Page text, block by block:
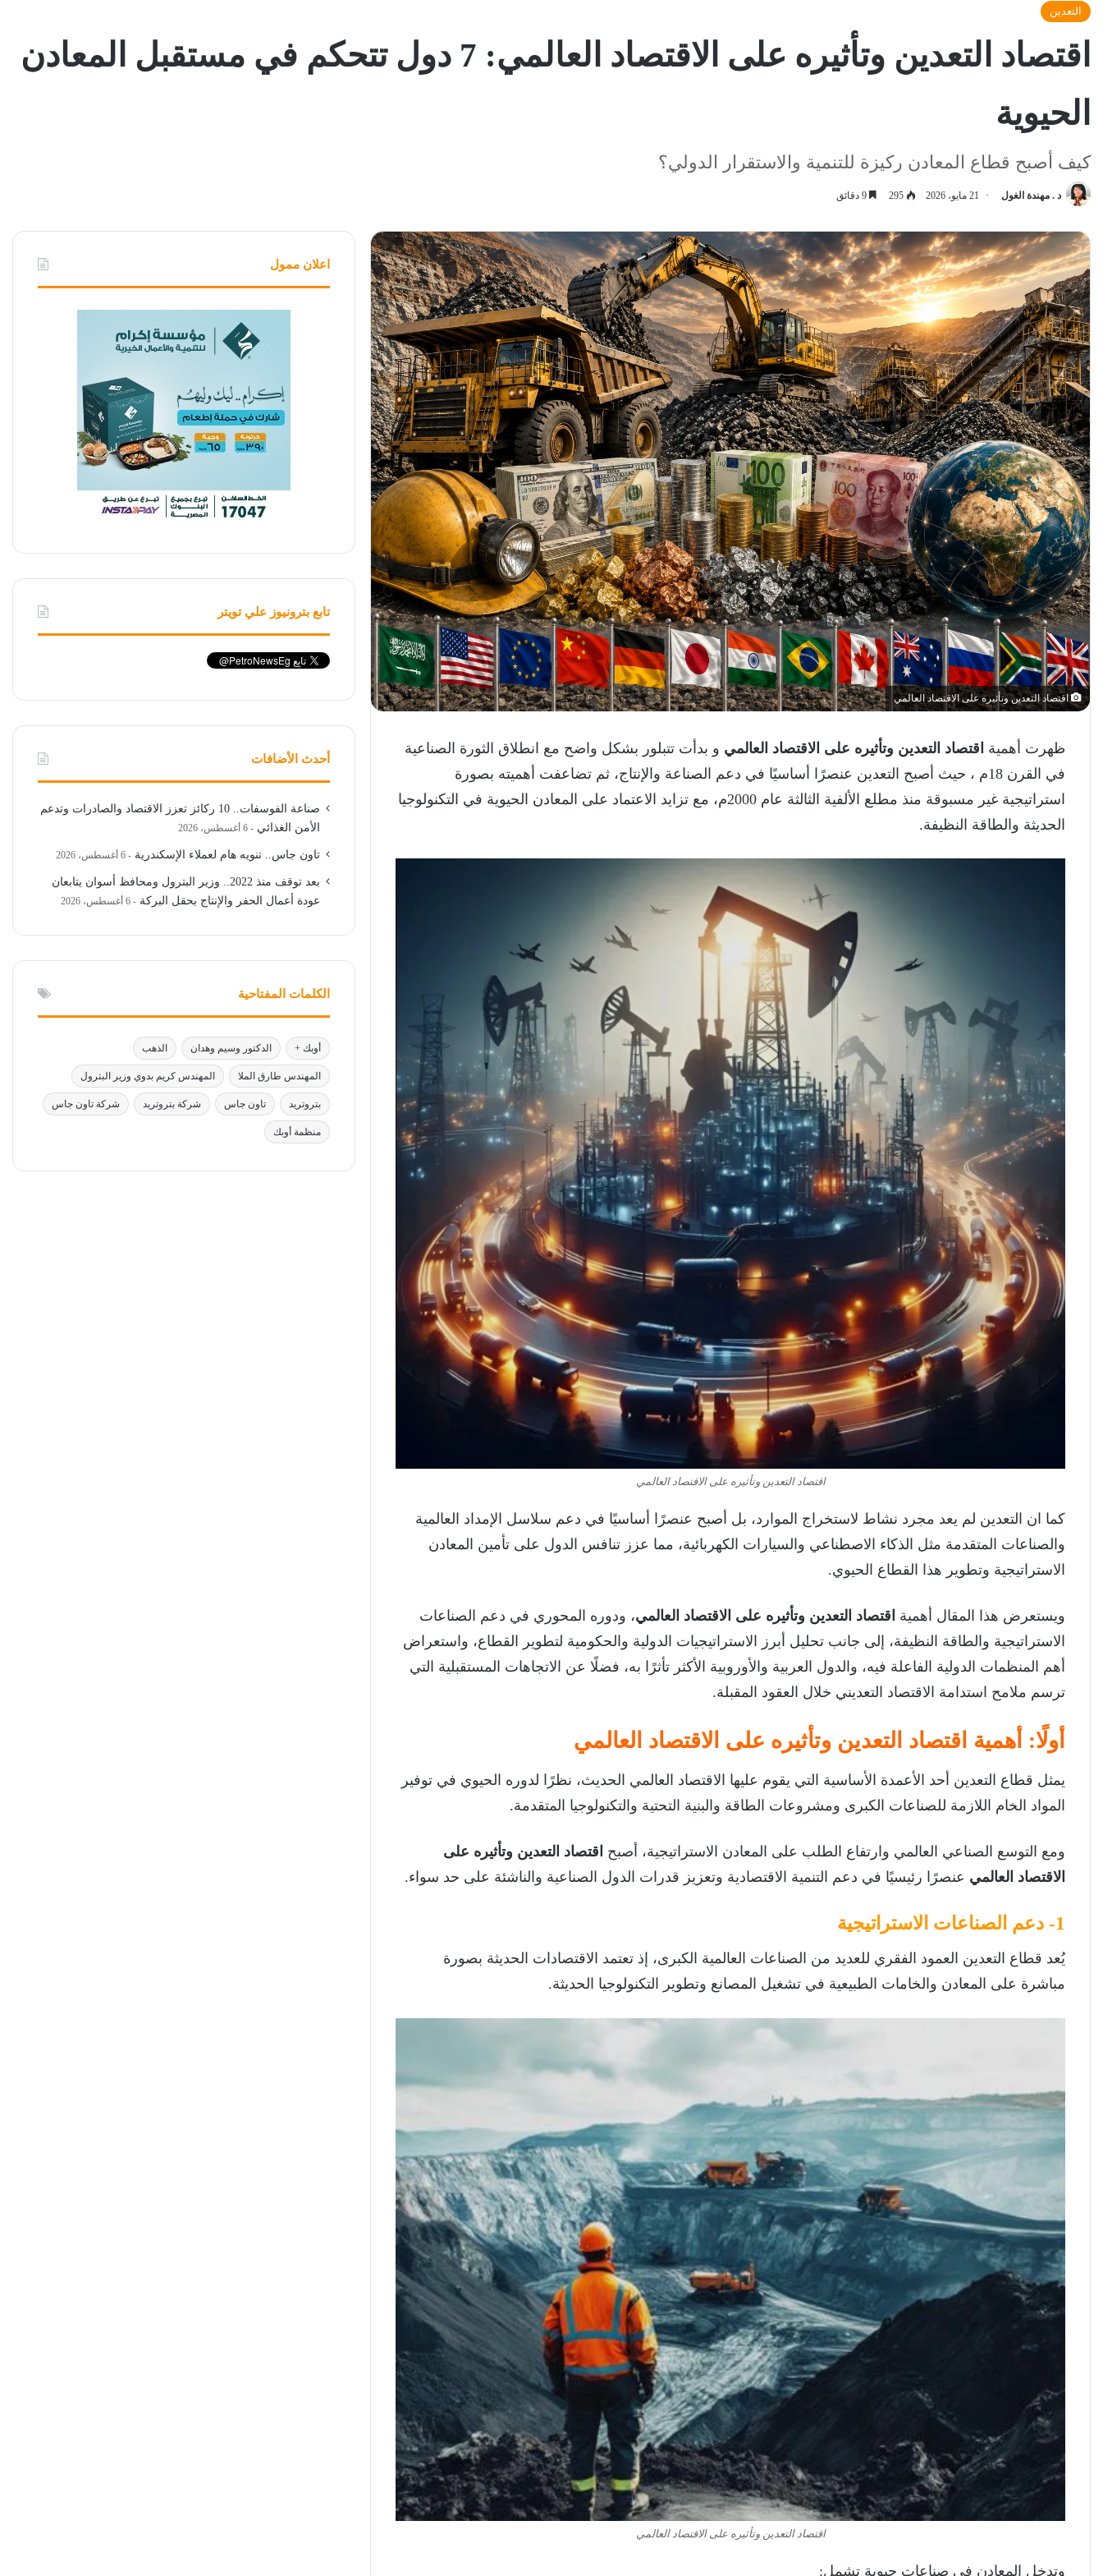
التعدين
اقتصاد التعدين وتأثيره على الاقتصاد العالمي: 7 دول تتحكم في مستقبل المعادن
الحيوية
كيف أصبح قطاع المعادن ركيزة للتنمية والاستقرار الدولي؟
د . مهندة الغول 21 مايو، 2026 295
اقتصاد التعدين وتأثيره على الاقتصاد العالمي
ظهرت أهمية اقتصاد التعدين وتأثيره على الاقتصاد العالمي و بدأت تتبلور بشكل واضح مع انطلاق الثورة الصناعية
في القرن 18م ، حيث أصبح التعدين عنصرًا أساسيًا في دعم الصناعة والإنتاج، ثم تضاعفت أهميته بصورة
استراتيجية غير مسبوقة منذ مطلع الألفية الثالثة عام 2000م، مع تزايد الاعتماد على المعادن الحيوية في التكنولوجيا
الحديثة والطاقة النظيفة.
اقتصاد التعدين وتأثيره على الاقتصاد العالمي
كما ان التعدين لم يعد مجرد نشاط لاستخراج الموارد، بل أصبح عنصرًا أساسيًا في دعم سلاسل الإمداد العالمية
والصناعات المتقدمة مثل الذكاء الاصطناعي والسيارات الكهربائية، مما عزز تنافس الدول على تأمين المعادن
الاستراتيجية وتطوير هذا القطاع الحيوي.
ويستعرض هذا المقال أهمية اقتصاد التعدين وتأثيره على الاقتصاد العالمي، ودوره المحوري في دعم الصناعات
الاستراتيجية والطاقة النظيفة، إلى جانب تحليل أبرز الاستراتيجيات الدولية والحكومية لتطوير القطاع، واستعراض
أهم المنظمات الدولية الفاعلة فيه، والدول العربية والأوروبية الأكثر تأثرًا به، فضلًا عن الاتجاهات المستقبلية التي
ترسم ملامح استدامة الاقتصاد التعديني خلال العقود المقبلة.
أولًا: أهمية اقتصاد التعدين وتأثيره على الاقتصاد العالمي
يمثل قطاع التعدين أحد الأعمدة الأساسية التي يقوم عليها الاقتصاد العالمي الحديث، نظرًا لدوره الحيوي في توفير
المواد الخام اللازمة للصناعات الكبرى ومشروعات الطاقة والبنية التحتية والتكنولوجيا المتقدمة.
ومع التوسع الصناعي العالمي وارتفاع الطلب على المعادن الاستراتيجية، أصبح اقتصاد التعدين وتأثيره على
الاقتصاد العالمي عنصرًا رئيسيًا في دعم التنمية الاقتصادية وتعزيز قدرات الدول الصناعية والناشئة على حد سواء.
1- دعم الصناعات الاستراتيجية
يُعد قطاع التعدين العمود الفقري للعديد من الصناعات العالمية الكبرى، إذ تعتمد الاقتصادات الحديثة بصورة
مباشرة على المعادن والخامات الطبيعية في تشغيل المصانع وتطوير التكنولوجيا الحديثة.
اقتصاد التعدين وتأثيره على الاقتصاد العالمي
وتدخل المعادن في صناعات حيوية تشمل:
اعلان ممول
تابع بترونيوز علي تويتر
أحدث الأضافات
صناعة الفوسفات.. 10 ركائز تعزز الاقتصاد والصادرات وتدعم
الأمن الغذائي
6 أغسطس، 2026
تاون جاس.. تنويه هام لعملاء الإسكندرية 6 أغسطس، 2026
بعد توقف منذ 2022.. وزير البترول ومحافظ أسوان يتابعان
عودة أعمال الحفر والإنتاج بحقل البركة
6 أغسطس، 2026
الكلمات المفتاحية
أوبك + الدكتور وسيم وهدان الذهب
المهندس طارق الملا المهندس كريم بدوي وزير البترول
بتروتريد تاون جاس شركة بتروتريد شركة تاون جاس
منظمة أوبك